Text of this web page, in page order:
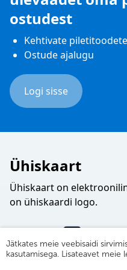
ostudest
Kehtivate
Ostude ajalugu
Logi sisse
Ühiskaart
Ühiskaart on
on ühiskaardi logo.
Osta pilet
Jätkates meie veebisaidi
kasutamisega. Lisateavet meie